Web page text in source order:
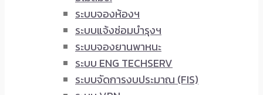
ระบบจองห้องฯ
ระบบแจ้งซ่อมบำรุงฯ
ระบบจองยานพาหนะ
ระบบ ENG TECHSERV
ระบบจัดการงบประมาณ (FIS)